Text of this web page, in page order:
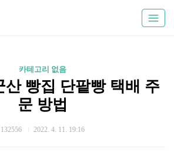
카테고리 없음
산 빵집 단팥빵 택배 주
문 방법
132556 2022. 4. 11. 19:16